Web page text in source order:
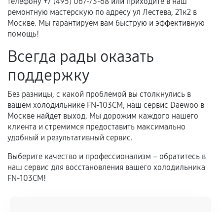
ремонтную мастерскую по адресу ул Лестева, 21к2 в
Москве. Мы гарантируем вам быструю и эффективную
помощь!
Всегда рады оказать
поддержку
Без разницы, с какой проблемой вы столкнулись в
вашем холодильнике FN-103CM, наш сервис Daewoo в
Москве найдет выход. Мы дорожим каждого нашего
клиента и стремимся предоставить максимально
удобный и результативный сервис.
Выберите качество и профессионализм – обратитесь в
наш сервис для восстановления вашего холодильника
FN-103CM!